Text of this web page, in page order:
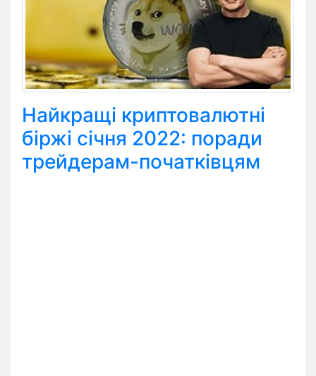
Найкращі криптовалютні
біржі січня 2022: поради
трейдерам-початківцям